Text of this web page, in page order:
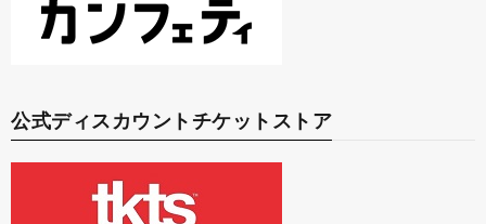
公式ディスカウントチケットストア